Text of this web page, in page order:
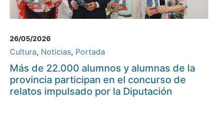
26/05/2026
Cultura, Noticias, Portada
Más de 22.000 alumnos y alumnas de la
provincia participan en el concurso de
relatos impulsado por la Diputación